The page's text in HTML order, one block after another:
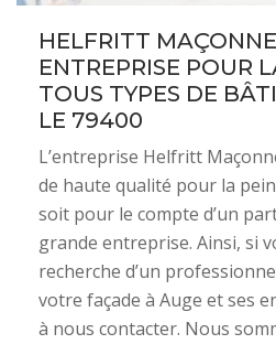
HELFRITT
ENTREPRISE POUR
TOUS TYPES DE
LE 79400
L’entreprise Helfritt
de haute qualité pour la
soit pour le compte d’un
grande entreprise. Ainsi, si
recherche d’un
votre façade à Auge et ses
à nous contacter. Nous